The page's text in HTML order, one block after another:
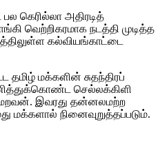
கெரில்லா அதிரடித்
வெற்றிகரமாக நடத்தி முடித்த
கல்வியங்காட்டை
தமிழ் மக்களின் சுதந்திரப்
செல்லக்கிளி
இவரது தன்னலமற்ற
மக்களால் நினைவுறுத்தப்படும்.